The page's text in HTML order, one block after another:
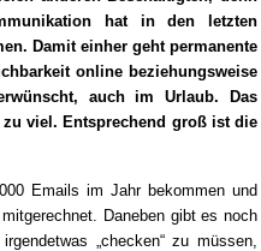
hat in den letzten
Damit einher geht permanente
online beziehungsweise
auch im Urlaub. Das
viel. Entsprechend groß ist die
Emails im Jahr bekommen und
Daneben gibt es noch
„checken“ zu müssen,